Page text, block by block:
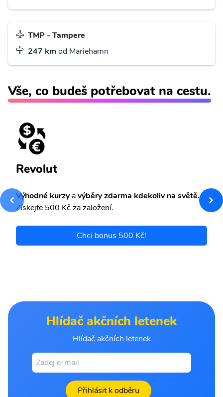
TMP - Tampere
247 km od Mariehamn
Vše, co budeš potřebovat na cestu.
Revolut
Výhodné kurzyavýběry zdarma kdekoliv na světě.
Získejte 500 Kč za založení.
Chci bonus 500 Kč!
Hlídač akčních letenek
Hlídač akčních letenek
Přihlásit k odběru